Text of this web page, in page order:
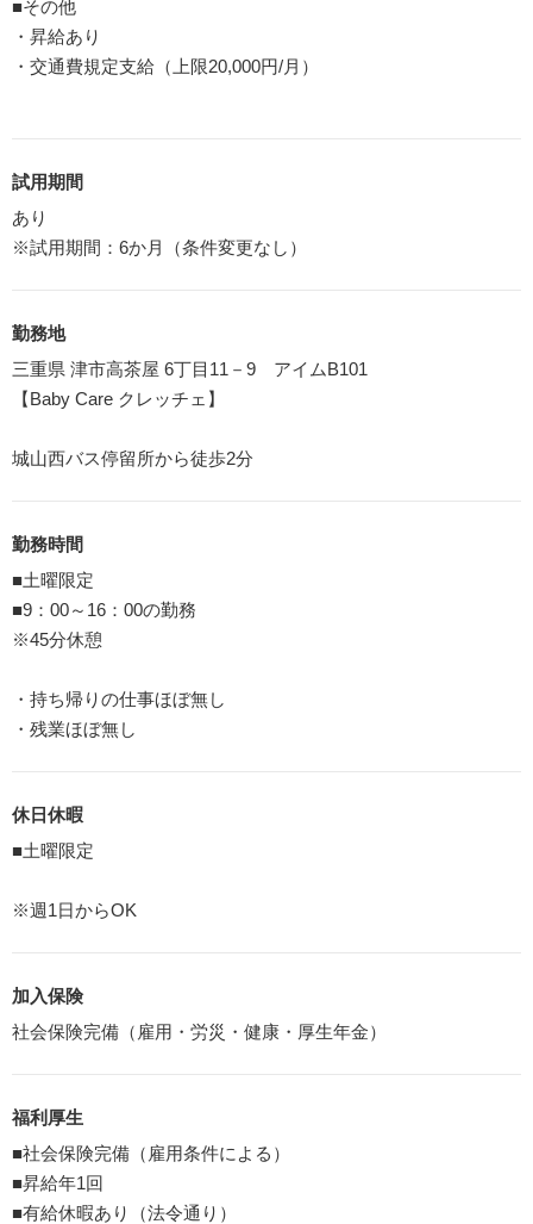
■その他
・昇給あり
・交通費規定支給（上限20,000円/月）
試用期間
あり
※試用期間：6か月（条件変更なし）
勤務地
三重県 津市高茶屋 6丁目11－9 アイムB101
【Baby Care クレッチェ】
城山西バス停留所から徒歩2分
勤務時間
■土曜限定
■9：00～16：00の勤務
※45分休憩
・持ち帰りの仕事ほぼ無し
・残業ほぼ無し
休日休暇
■土曜限定
※週1日からOK
加入保険
社会保険完備（雇用・労災・健康・厚生年金）
福利厚生
■社会保険完備（雇用条件による）
■昇給年1回
■有給休暇あり（法令通り）